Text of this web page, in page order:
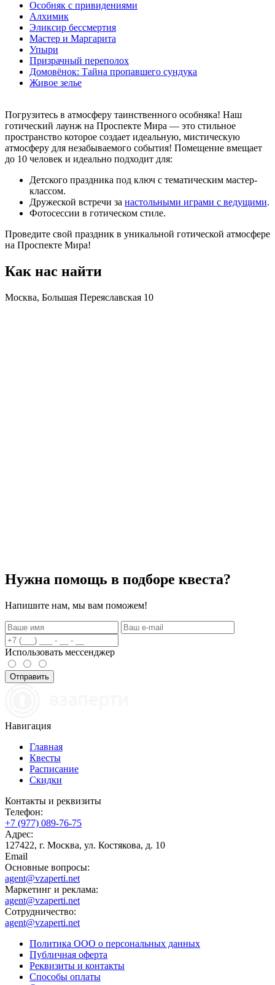
Особняк с привидениями
Алхимик
Эликсир бессмертия
Мастер и Маргарита
Упыри
Призрачный переполох
Домовёнок: Тайна пропавшего сундука
Живое зелье
Погрузитесь в атмосферу таинственного особняка! Наш
готический лаунж на Проспекте Мира — это стильное
пространство которое создает идеальную, мистическую
атмосферу для незабываемого события! Помещение вмещает
до 10 человек и идеально подходит для:
Детского праздника под ключ с тематическим мастер-
классом.
Дружеской встречи за настольными играми с ведущими.
Фотосессии в готическом стиле.
Проведите свой праздник в уникальной готической атмосфере
на Проспекте Мира!
Как нас найти
Москва, Большая Переяславская 10
Нужна помощь в подборе квеста?
Напишите нам, мы вам поможем!
Использовать мессенджер
Отправить
Навигация
Главная
Квесты
Расписание
Скидки
Контакты и реквизиты
Телефон:
+7 (977) 089-76-75
Адрес:
127422, г. Москва, ул. Костякова, д. 10
Email
Основные вопросы:
agent@vzaperti.net
Маркетинг и реклама:
agent@vzaperti.net
Сотрудничество:
agent@vzaperti.net
Политика ООО о персональных данных
Публичная оферта
Реквизиты и контакты
Способы оплаты